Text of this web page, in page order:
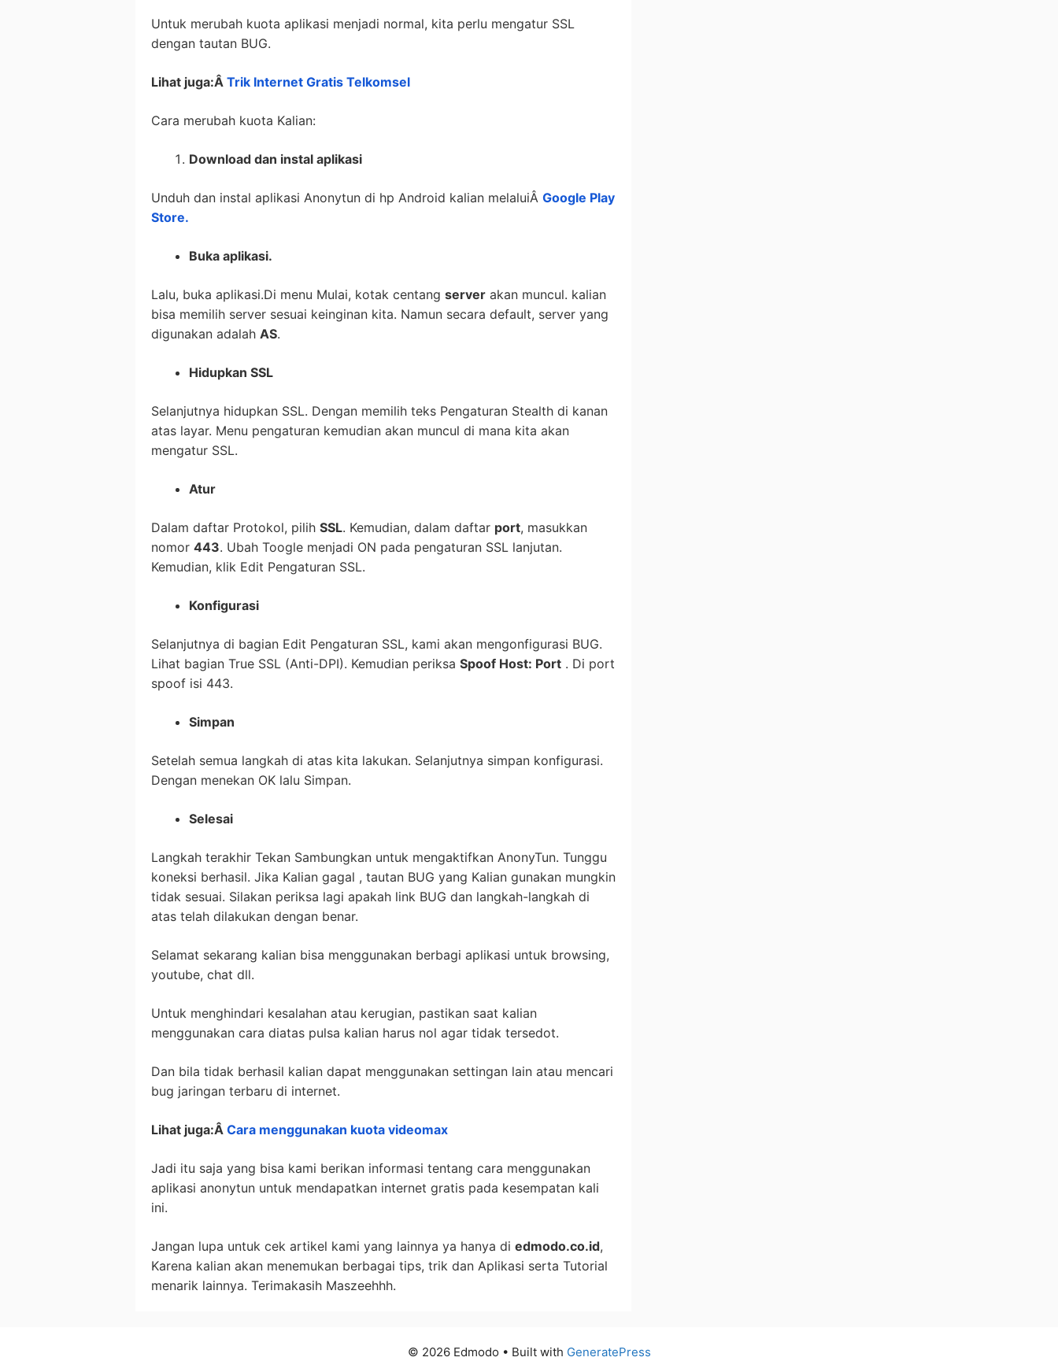
Untuk merubah kuota aplikasi menjadi normal, kita perlu mengatur SSL
dengan tautan BUG.
Lihat juga:Â Trik Internet Gratis Telkomsel
Cara merubah kuota Kalian:
Download dan instal aplikasi
Unduh dan instal aplikasi Anonytun di hp Android kalian melaluiÂ Google Play
Store.
Buka aplikasi.
Lalu, buka aplikasi.Di menu Mulai, kotak centang server akan muncul. kalian
bisa memilih server sesuai keinginan kita. Namun secara default, server yang
digunakan adalah AS.
Hidupkan SSL
Selanjutnya hidupkan SSL. Dengan memilih teks Pengaturan Stealth di kanan
atas layar. Menu pengaturan kemudian akan muncul di mana kita akan
mengatur SSL.
Atur
Dalam daftar Protokol, pilih SSL. Kemudian, dalam daftar port, masukkan
nomor 443. Ubah Toogle menjadi ON pada pengaturan SSL lanjutan.
Kemudian, klik Edit Pengaturan SSL.
Konfigurasi
Selanjutnya di bagian Edit Pengaturan SSL, kami akan mengonfigurasi BUG.
Lihat bagian True SSL (Anti-DPI). Kemudian periksa Spoof Host: Port . Di port
spoof isi 443.
Simpan
Setelah semua langkah di atas kita lakukan. Selanjutnya simpan konfigurasi.
Dengan menekan OK lalu Simpan.
Selesai
Langkah terakhir Tekan Sambungkan untuk mengaktifkan AnonyTun. Tunggu
koneksi berhasil. Jika Kalian gagal , tautan BUG yang Kalian gunakan mungkin
tidak sesuai. Silakan periksa lagi apakah link BUG dan langkah-langkah di
atas telah dilakukan dengan benar.
Selamat sekarang kalian bisa menggunakan berbagi aplikasi untuk browsing,
youtube, chat dll.
Untuk menghindari kesalahan atau kerugian, pastikan saat kalian
menggunakan cara diatas pulsa kalian harus nol agar tidak tersedot.
Dan bila tidak berhasil kalian dapat menggunakan settingan lain atau mencari
bug jaringan terbaru di internet.
Lihat juga:Â Cara menggunakan kuota videomax
Jadi itu saja yang bisa kami berikan informasi tentang cara menggunakan
aplikasi anonytun untuk mendapatkan internet gratis pada kesempatan kali
ini.
Jangan lupa untuk cek artikel kami yang lainnya ya hanya di edmodo.co.id,
Karena kalian akan menemukan berbagai tips, trik dan Aplikasi serta Tutorial
menarik lainnya. Terimakasih Maszeehhh.
© 2026 Edmodo • Built with GeneratePress